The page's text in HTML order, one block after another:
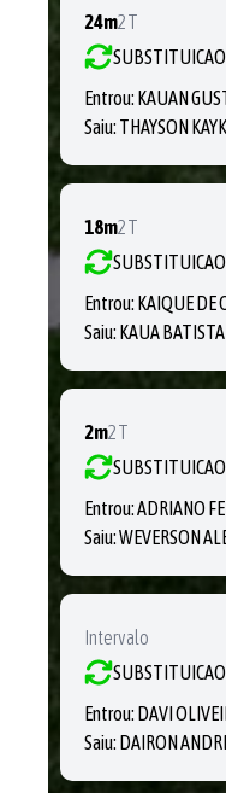
24m2T
SUBSTITUICAO
Entrou: KAUAN
Saiu: THAYSON
18m2T
SUBSTITUICAO
Entrou: KAIQUE DE
Saiu: KAUA
2m2T
SUBSTITUICAO
Entrou:ADRIANO
Saiu:WEVERSON
Intervalo
SUBSTITUICAO
Entrou: DAVI
Saiu: DAIRON